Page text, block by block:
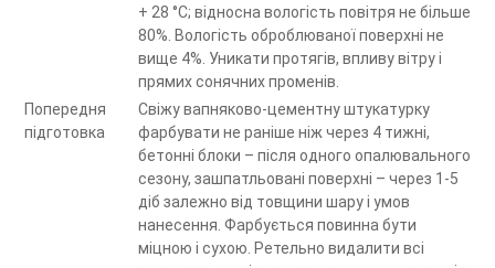
+ 28 °С; відносна вологість повітря не більше
80%. Вологість оброблюваної поверхні не
вище 4%. Уникати протягів, впливу вітру і
прямих сонячних променів.
Попередня
підготовка
Свіжу вапняково-цементну штукатурку
фарбувати не раніше ніж через 4 тижні,
бетонні блоки – після одного опалювального
сезону, зашпатльовані поверхні – через 1-5
діб залежно від товщини шару і умов
нанесення. Фарбується повинна бути
міцною і сухою. Ретельно видалити всі